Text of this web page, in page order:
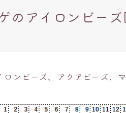
のアイロンビー
ロンビーズ、アクアビーズ、